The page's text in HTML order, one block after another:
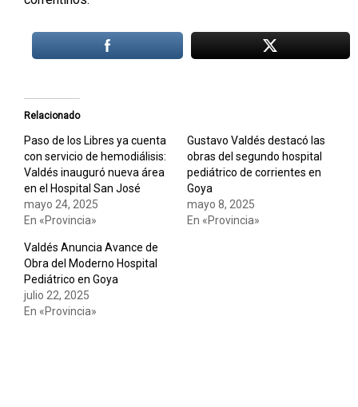
Relacionado
Paso de los Libres ya cuenta
con servicio de hemodiálisis:
Valdés inauguró nueva área
en el Hospital San José
mayo 24, 2025
En «Provincia»
Gustavo Valdés destacó las
obras del segundo hospital
pediátrico de corrientes en
Goya
mayo 8, 2025
En «Provincia»
Valdés Anuncia Avance de
Obra del Moderno Hospital
Pediátrico en Goya
julio 22, 2025
En «Provincia»